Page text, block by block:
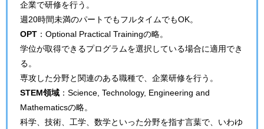
企業で研修を行う。
週20時間未満のパートでもフルタイムでもOK。
OPT ： Optional Practical Trainingの略。
学位が取得できるプログラムを選択している場合に適用でき
る。
専攻した分野と関連のある職種で、企業研修を行う。
STEM領域 ： Science, Technology, Engineering and
Mathematicsの略。
科学、技術、工学、数学といった分野を指す言葉で、いわゆ